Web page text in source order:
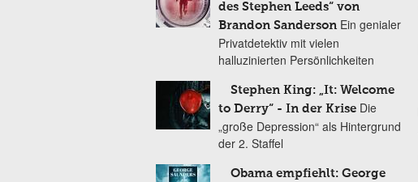
des Stephen Leeds“ von
Brandon Sanderson Ein genialer
Privatdetektiv mit vielen
halluzinierten Persönlichkeiten
Stephen King: „It: Welcome
to Derry“ - In der Krise Die
„große Depression“ als Hintergrund
der 2. Staffel
Obama empfiehlt: George